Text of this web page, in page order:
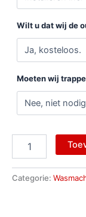
Wilt u dat wij de
Moeten wij
Categorie: